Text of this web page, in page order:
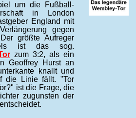
um die Fußball-
in London
England mit
gegen
größte Aufreger
ist das sog.
zum 3:2, als ein
Geoffrey Hurst an
knallt und
die Linie fällt. "Tor
ist die Frage, die
zugunsten der